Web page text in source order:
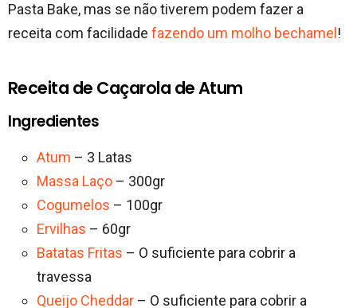
Pasta Bake, mas se não tiverem podem fazer a
receita com facilidade fazendo um molho bechamel !
Receita de Caçarola de Atum
Ingredientes
Atum – 3 Latas
Massa Laço – 300gr
Cogumelos – 100gr
Ervilhas – 60gr
Batatas Fritas – O suficiente para cobrir a
travessa
Queijo Cheddar – O suficiente para cobrir a